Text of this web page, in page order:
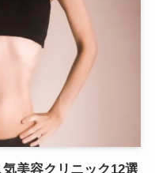
美容クリニック12選